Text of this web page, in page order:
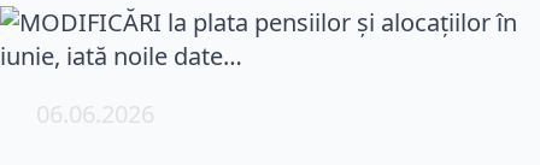
06.06.2026